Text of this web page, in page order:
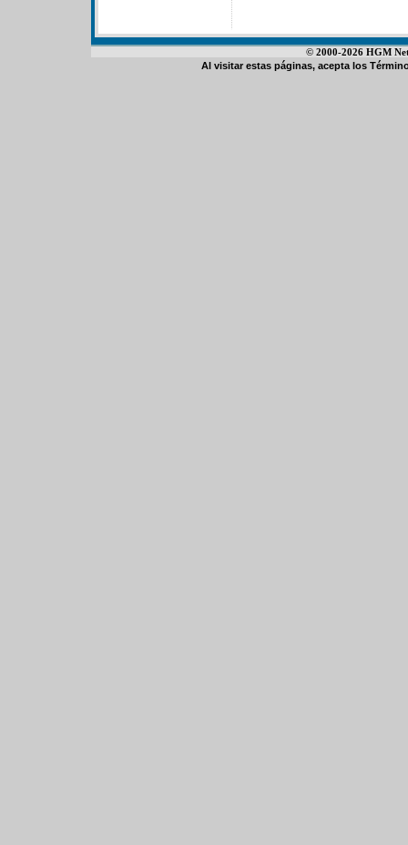
© 2000-2026 HGM
Al visitar estas páginas, acepta los